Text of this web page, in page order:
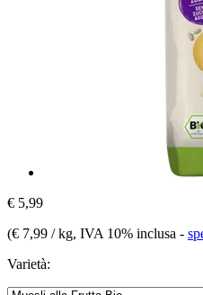
€ 5,99
(€ 7,99 / kg, IVA 10% inclusa -
Varietà: